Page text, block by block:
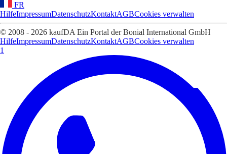
FR
HilfeImpressumDatenschutzKontaktAGBCookies verwalten
© 2008 - 2026 kaufDA Ein Portal der Bonial International GmbH
HilfeImpressumDatenschutzKontaktAGBCookies verwalten
1